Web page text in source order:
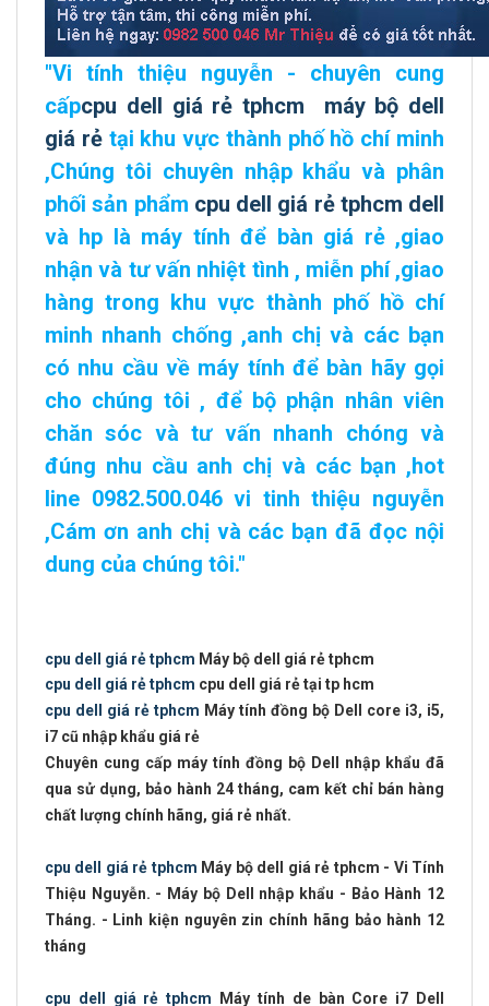
"Vi tính thiệu nguyễn - chuyên cung
cấpcpu dell giá rẻ tphcm
máy bộ dell
giá rẻtại khu vực thành phố hồ chí minh
,Chúng tôi chuyên nhập khẩu và phân
phối sản phẩm cpu dell giá rẻ tphcm dell
và hp là máy tính để bàn giá rẻ ,giao
nhận và tư vấn nhiệt tình , miễn phí ,giao
hàng trong khu vực thành phố hồ chí
minh nhanh chống ,anh chị và các bạn
có nhu cầu về máy tính để bàn hãy gọi
cho chúng tôi , để bộ phận nhân viên
chăn sóc và tư vấn nhanh chóng và
đúng nhu cầu anh chị và các bạn ,hot
line 0982.500.046 vi tinh thiệu nguyễn
,Cám ơn anh chị và các bạn đã đọc nội
dung của chúng tôi."
cpu dell giá rẻ tphcm Máy bộ dell giá rẻ tphcm
cpu dell giá rẻ tphcm cpu dell giá rẻ tại tp hcm
cpu dell giá rẻ tphcm Máy tính đồng bộ Dell core i3, i5,
i7 cũ nhập khẩu giá rẻ
Chuyên cung cấp máy tính đồng bộ Dell nhập khẩu đã
qua sử dụng, bảo hành 24 tháng, cam kết chỉ bán hàng
chất lượng chính hãng, giá rẻ nhất.
cpu dell giá rẻ tphcm Máy bộ dell giá rẻ tphcm - Vi Tính
Thiệu Nguyễn. - Máy bộ Dell nhập khẩu - Bảo Hành 12
Tháng. - Linh kiện nguyên zin chính hãng bảo hành 12
tháng
cpu dell giá rẻ tphcm Máy tính de bàn Core i7 Dell